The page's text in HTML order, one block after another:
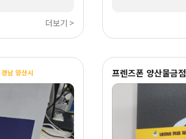
더보기 >
경남 양산시 프렌즈폰 양산물금점